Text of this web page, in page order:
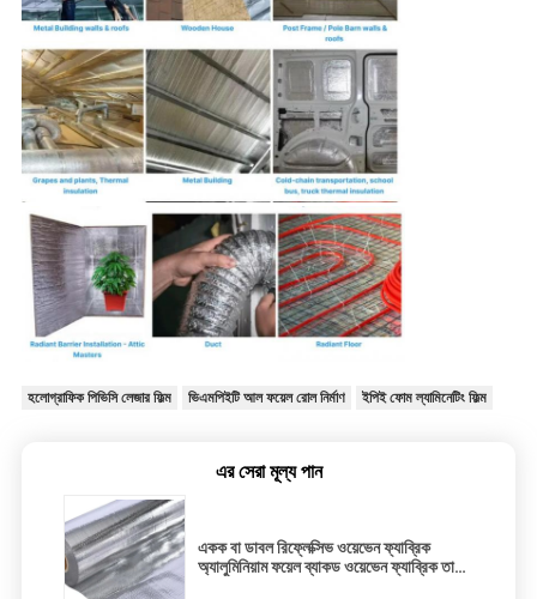
হলোগ্রাফিক পিভিসি লেজার ফিল্ম ভিএমপিইটি আল ফয়েল রোল নির্মাণ ইপিই ফোম ল্যামিনেটিং ফিল্ম
এর সেরা মূল্য পান
একক বা ডাবল রিফ্লেক্সিভ ওয়েভেন ফ্যাব্রিক
অ্যালুমিনিয়াম ফয়েল ব্যাকড ওয়েভেন ফ্যাব্রিক তাপ